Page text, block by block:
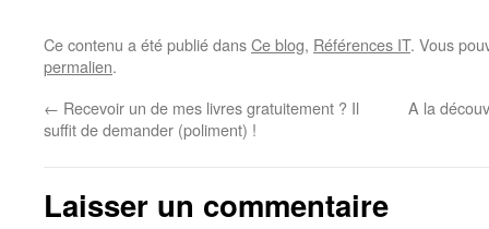
que pourront jamais vous apporter
des…
Ce contenu a été publié dansCe blog, Références IT. Vous
permalien.
← Recevoir un de mes livres gratuitement ? Il
suffit de demander (poliment) !
A la
Laisser un commentaire